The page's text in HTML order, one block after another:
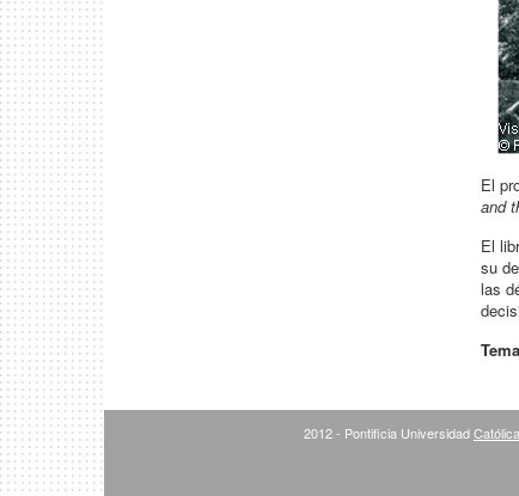
El
and
El
su
las
2012 - Pontificia UniversidadCatólica